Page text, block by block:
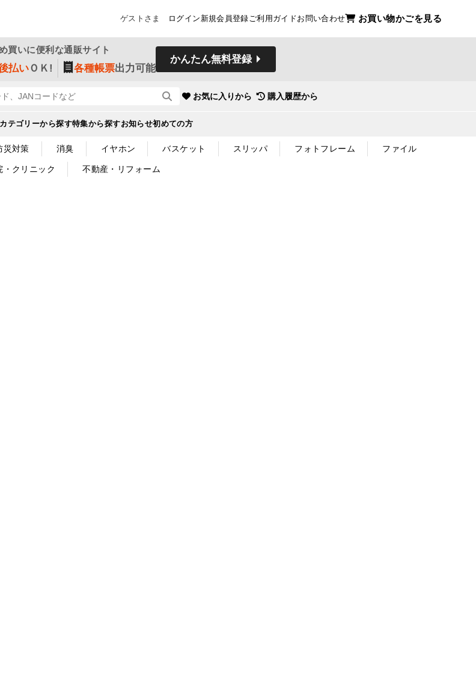
ゲストさま ログイン 新規会員登録ご利用ガイドお問い合わせ お買い物かごを見る
買いに便利な通販サイト
払いＯＫ! 各種帳票出力可能
かんたん無料登録
お気に入りから 購入履歴から
カテゴリーから探す特集から探すお知らせ初めての方
災対策 消臭 イヤホン バスケット スリッパ フォトフレーム ファイル
・クリニック 不動産・リフォーム